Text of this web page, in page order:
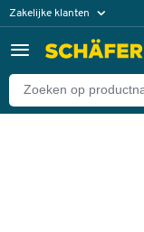
Zakelijke klanten
Particuliere klanten
Terug